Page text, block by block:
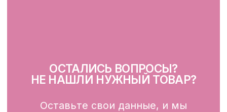
Крем для лица
SPF
Глубокое очищение/ пилинги